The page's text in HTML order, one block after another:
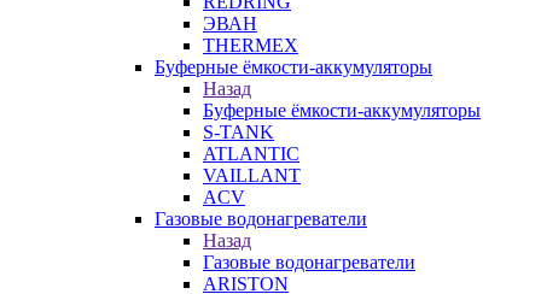
ЭВАН
THERMEX
Буферные ёмкости-аккумуляторы
Назад
Буферные ёмкости-аккумуляторы
S-TANK
ATLANTIC
VAILLANT
ACV
Газовые водонагреватели
Назад
Газовые водонагреватели
ARISTON